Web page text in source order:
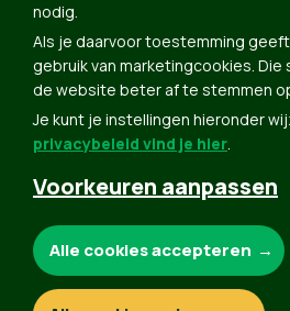
Word lid
Agenda
Bekijk kalender
Verleng je lidmaatschap
Programma oktober 2024
Programma juni 2024
Downloads
Webshop
nodig.
Als je daarvoor toestemming
gebruik van marketingcookies.
de website beter af te stemmen
Je kunt je instellingen hieronder
privacybeleid vind je hier.
Voorkeuren aanpassen
Alle cookies accepteren